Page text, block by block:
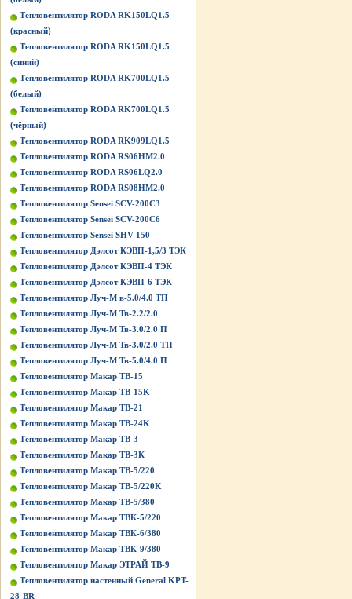
Тепловентилятор RODA RK150LQ1.5
(красный)
Тепловентилятор RODA RK150LQ1.5
(синий)
Тепловентилятор RODA RK700LQ1.5
(белый)
Тепловентилятор RODA RK700LQ1.5
(чёрный)
Тепловентилятор RODA RK909LQ1.5
Тепловентилятор RODA RS06HM2.0
Тепловентилятор RODA RS06LQ2.0
Тепловентилятор RODA RS08HM2.0
Тепловентилятор Sensei SCV-200C3
Тепловентилятор Sensei SCV-200C6
Тепловентилятор Sensei SHV-150
Тепловентилятор Дэлсот КЭВП-1,5/3 ТЭК
Тепловентилятор Дэлсот КЭВП-4 ТЭК
Тепловентилятор Дэлсот КЭВП-6 ТЭК
Тепловентилятор Луч-М в-5.0/4.0 ТП
Тепловентилятор Луч-М Тв-2.2/2.0
Тепловентилятор Луч-М Тв-3.0/2.0 П
Тепловентилятор Луч-М Тв-3.0/2.0 ТП
Тепловентилятор Луч-М Тв-5.0/4.0 П
Тепловентилятор Макар ТВ-15
Тепловентилятор Макар ТВ-15K
Тепловентилятор Макар ТВ-21
Тепловентилятор Макар ТВ-24K
Тепловентилятор Макар ТВ-3
Тепловентилятор Макар ТВ-3К
Тепловентилятор Макар ТВ-5/220
Тепловентилятор Макар ТВ-5/220K
Тепловентилятор Макар ТВ-5/380
Тепловентилятор Макар ТВК-5/220
Тепловентилятор Макар ТВК-6/380
Тепловентилятор Макар ТВК-9/380
Тепловентилятор Макар ЭТРАЙ ТВ-9
Тепловентилятор настенный General KPT-
28-BR